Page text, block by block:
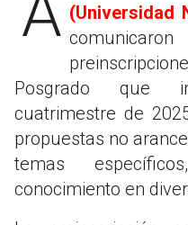
(Universidad
Posgrado que
cuatrimestre de
propuestas no
temas
conocimiento en